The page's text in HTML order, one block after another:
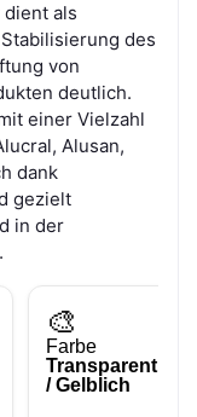
als
des
von
deutlich.
einer Vielzahl
Alusan,
dank
gezielt
in der
🎨
Farbe
Transparent
/ Gelblich